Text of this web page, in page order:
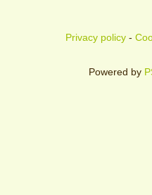
Privacy policy-
Powered by